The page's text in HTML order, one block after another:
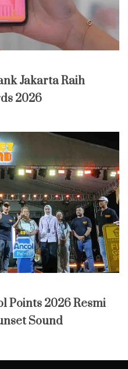
Jakarta Raih
2026
Points 2026 Resmi
Sound